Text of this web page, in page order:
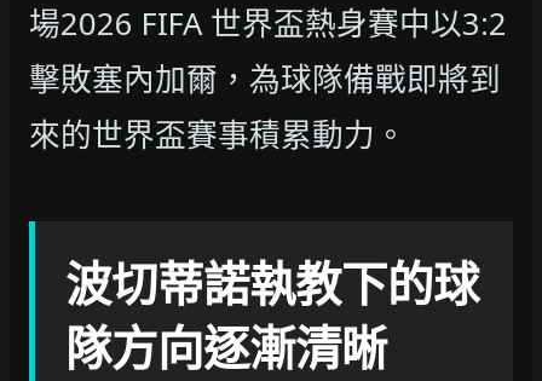
場2026 FIFA 世界盃熱身賽中以3:2
擊敗塞內加爾，為球隊備戰即將到
來的世界盃賽事積累動力。
波切蒂諾執教下的球
隊方向逐漸清晰